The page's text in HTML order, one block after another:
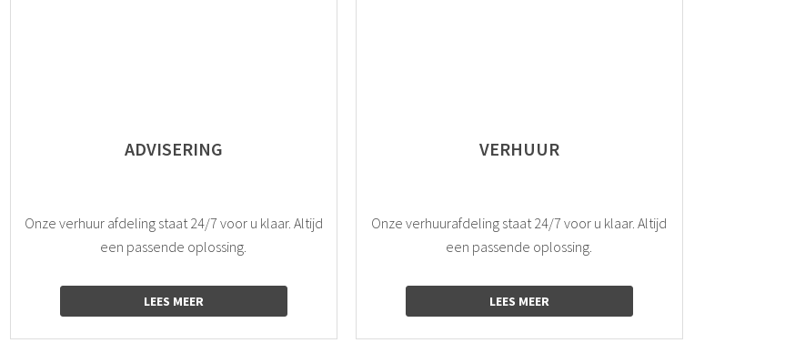
ADVISERING
Onze verhuur afdeling staat 24/7 voor u klaar. Altijd
een passende oplossing.
LEES MEER
VERHUUR
Onze verhuurafdeling staat 24/7 voor u klaar. Altijd
een passende oplossing.
LEES MEER